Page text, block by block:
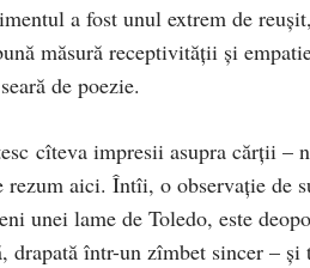
a fost unul extrem de
măsură receptivităţii şi
de poezie.
cîteva impresii asupra cărţii –
aici. Întîi, o observaţie de
unei lame de Toledo, este
drapată într-un zîmbet sincer –